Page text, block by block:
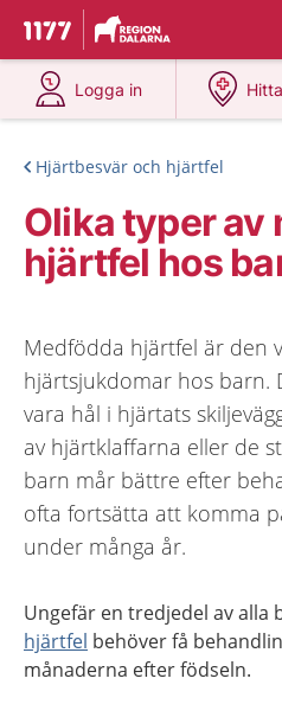
Till startsidan för 1177
Du har valt region
Logga in
på 1177.se
Hjärtbesvär och hjärtfel
Olika typer av
hjärtfel hos
Medfödda hjärtfel är den
hjärtsjukdomar hos barn.
vara hål i hjärtats
av hjärtklaffarna eller de
barn mår bättre efter
ofta fortsätta att komma
under många år.
Ungefär en tredjedel av alla
hjärtfel behöver få
månaderna efter födseln.